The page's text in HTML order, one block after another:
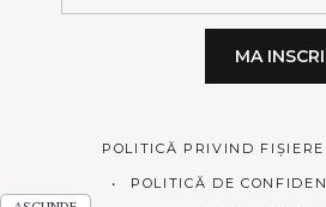
POLITICĂ PRIVIND
POLITICĂ DE